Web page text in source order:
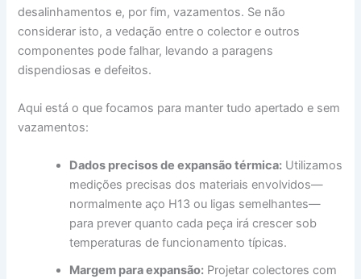
desalinhamentos e, por fim, vazamentos. Se não
considerar isto, a vedação entre o colector e outros
componentes pode falhar, levando a paragens
dispendiosas e defeitos.
Aqui está o que focamos para manter tudo apertado e sem
vazamentos:
Dados precisos de expansão térmica: Utilizamos
medições precisas dos materiais envolvidos—
normalmente aço H13 ou ligas semelhantes—
para prever quanto cada peça irá crescer sob
temperaturas de funcionamento típicas.
Margem para expansão: Projetar colectores com